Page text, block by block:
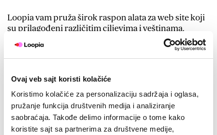
Ovaj veb sajt koristi kolačiće
Koristimo kolačiće za personalizaciju sadržaja i oglasa,
pružanje funkcija društvenih medija i analiziranje
saobraćaja. Takođe delimo informacije o tome kako
koristite sajt sa partnerima za društvene medije,
Loopia vam pruža širok raspon alata za web site koji
su prilagođeni različitim ciljevima i veštinama.
Odaberite neki od poznatih alata kao što su
WordPress, Joomla! ili naš super jednostavni alat
Loopia Site Bilder.Pogledajte naše alate za izradu
Podelite ovu objavu:
Facebook
LinkedIn
Twitter
Email